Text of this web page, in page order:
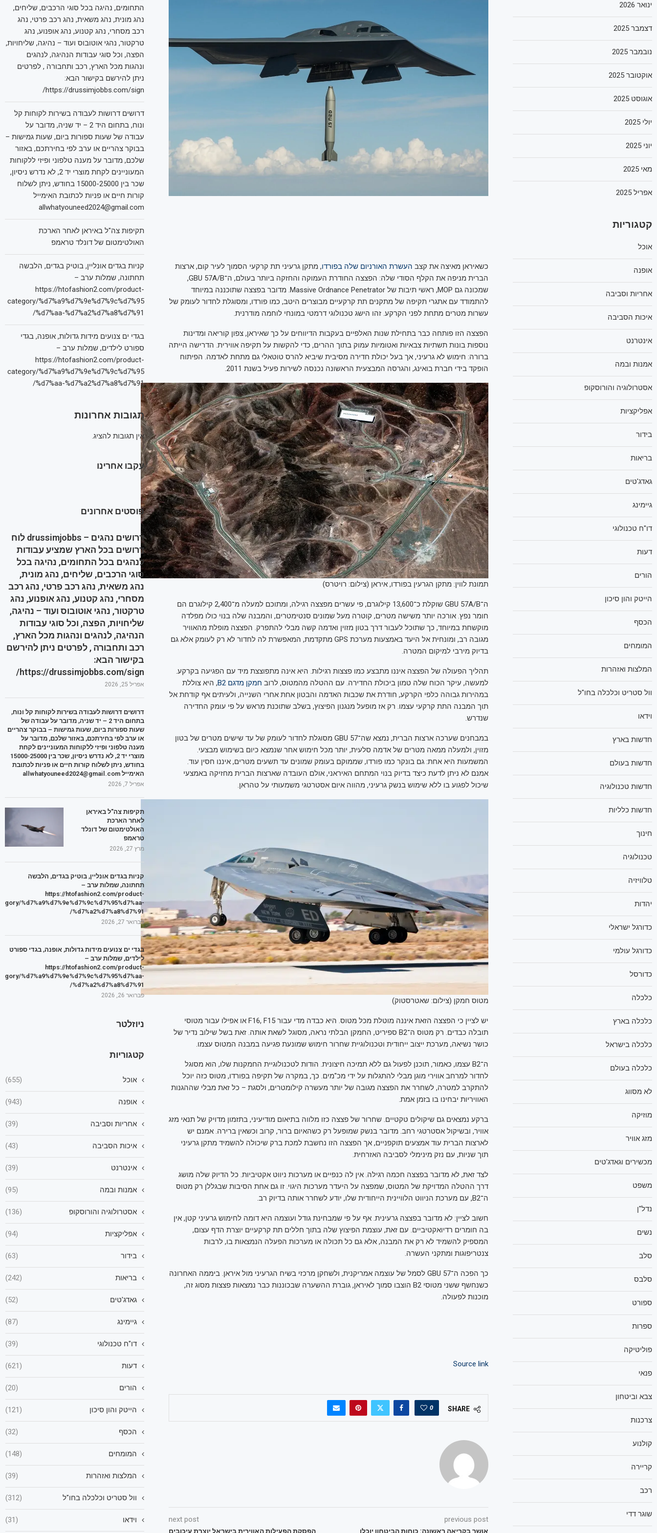
כשאיראן מאיצה את קצב העשרת האורניום שלה בפורדו, מתקן גרעיני תת קרקעי הסמוך לעיר קום, ארצות
הברית מניפה את הקלף הסודי שלה: הפצצה החודרת העמוקה והחזקה ביותר בעולם, ה־GBU 57A/B,
שמכונה גם MOP, ראשי תיבות של Massive Ordnance Penetrator. מדובר בפצצה שתוכננה במיוחד
להתמודד עם אתגרי תקיפה של מתקנים תת קרקעיים מבוצרים היטב, כמו פורדו, ומסוגלת לחדור לעומק של
עשרות מטרים מתחת לפני הקרקע. זהו הישג טכנולוגי דרמטי במונחי לוחמה מודרנית.
הפצצה הזו פותחה כבר בתחילת שנות האלפיים בעקבות הדיווחים על כך שאיראן, צפון קוריאה ומדינות
נוספות בונות תשתיות צבאיות ואטומיות עמוק בתוך ההרים, כדי להקשות על תקיפה אווירית. הדרישה הייתה
ברורה: חימוש לא גרעיני, אך בעל יכולת חדירה מסיבית שיביא להרס טוטאלי גם מתחת לאדמה. הפיתוח
הופקד בידי חברת בואינג, והגרסה המבצעית הראשונה נכנסה לשירות פעיל בשנת 2011.
תמונת לווין: מתקן הגרעין בפורדו, איראן (צילום: רויטרס)
ה־GBU 57A/B שוקלת כ־13,600 קילוגרם, פי עשרים מפצצה רגילה, ומתוכם למעלה מ־2,400 קילוגרם הם
חומר נפץ. אורכה יותר משישה מטרים, קוטרה מעל שמונים סנטימטרים, והמבנה שלה בנוי כולו מפלדה
מוקשחת במיוחד, כך שתוכל לעבור דרך בטון מזוין ואדמה קשה מבלי להתפרק. הפצצה מופלת מהאוויר
מגובה רב, ומונחית אל היעד באמצעות מערכת GPS מתקדמת, המאפשרת לה לחדור לא רק לעומק אלא גם
בדיוק מירבי למיקום המטרה.
תהליך הפעולה של הפצצה איננו מתבצע כמו פצצות רגילות. היא אינה מתפוצצת מיד עם הפגיעה בקרקע.
למעשה, עיקר הכוח שלה טמון ביכולת החדירה. עם ההטלה מהמטוס, לרוב חמקן מדגם B2
, היא צוללת
במהירות גבוהה כלפי הקרקע, חודרת את שכבות האדמה והבטון אחת אחרי השנייה, ולעיתים אף קודחת אל
תוך המבנה התת קרקעי עצמו. רק אז מופעל מנגנון הפיצוץ, בשלב שתוכנת מראש על פי עומק החדירה
שנדרש.
במבחנים שערכה ארצות הברית, נמצא שה־GBU 57 מסוגלת לחדור לעומק של עד שישים מטרים של בטון
מזוין, ולמעלה ממאה מטרים של אדמה סלעית, יותר מכל חימוש אחר שנמצא כיום בשימוש מבצעי.
המשמעות היא אחת: גם בונקר כמו פורדו, שממוקם בעומק שמונים עד תשעים מטרים, איננו חסין עוד.
אמנם לא ניתן לדעת כיצד בדיוק בנוי המתחם האיראני, אולם העובדה שארצות הברית מחזיקה באמצעי
שיכול לפגוע בו ללא שימוש בנשק גרעיני, מהווה איום אסטרטגי משמעותי על טהראן.
מטוס חמקן (צילום: שאטרסטוק)
יש לציין כי הפצצה הזאת איננה מוטלת מכל מטוס. היא כבדה מדי עבור F16, F15 או אפילו עבור מטוסי
תובלה כבדים. רק מטוס ה־B2 ספיריט, החמקן הבלתי נראה, מסוגל לשאת אותה. זאת בשל שילוב נדיר של
כושר נשיאה, מערכת ייצוב ייחודית וטכנולוגיית שחרור חימוש שמונעת פגיעה במבנה המטוס עצמו.
ה־B2 עצמו, כאמור, תוכנן לפעול גם ללא תמיכה חיצונית. הודות לטכנולוגיית החמקנות שלו, הוא מסוגל
לחדור למרחב אווירי מוגן מבלי להתגלות על ידי מכ"מים. כך, במקרה של תקיפה בפורדו, מטוס כזה יוכל
להתקרב למטרה, לשחרר את הפצצה מגובה של יותר מעשרה קילומטרים, ולסגת – כל זאת מבלי שההגנות
האוויריות יבחינו בו בזמן אמת.
ברקע נמצאים גם שיקולים טקטיים. שחרור של פצצה כזו מלווה בתיאום מודיעיני, בתזמון מדויק של תנאי מזג
אוויר, ובשיקול אסטרטגי רחב. מדובר בנשק שמופעל רק כשהאיום ברור, קרוב וכשאין ברירה. אמנם יש
לארצות הברית עוד אמצעים תוקפניים, אך הפצצה הזו נחשבת למכת ברק שיכולה להשמיד מתקן גרעיני
תוך שניות, עם נזק מינימלי לסביבה האזרחית.
לצד זאת, לא מדובר בפצצה חכמה רגילה. אין לה כנפיים או מערכות ניווט אקטיביות. כל הדיוק שלה מושג
דרך ההטלה המדויקת של המטוס, שמפצה על היעדר מערכות היגוי. זו גם אחת הסיבות שבגללן רק מטוס
ה־B2, עם מערכת הניווט הלוויינית הייחודית שלו, יודע לשחרר אותה בדיוק רב.
חשוב לציין: לא מדובר בפצצה גרעינית. אף על פי שמבחינת גודל ועוצמה היא דומה לחימוש גרעיני קטן, אין
בה חומרים רדיואקטיביים. עם זאת, עוצמת הפיצוץ שלה בתוך חללים תת קרקעיים יוצרת הדף עצום,
המספיק להשמיד לא רק את המבנה, אלא גם כל תכולה או מערכות הפעלה הנמצאות בו, לרבות
צנטריפוגות ומתקני העשרה.
כך הפכה ה־GBU 57 לסמל של עוצמה אמריקנית, ולשחקן מרכזי בשיח הגרעיני מול איראן. ביממה האחרונה
כשנחשף ששני מטוסי B2 הוצבו סמוך לאיראן, גוברת ההשערה שבכוננות כבר נמצאות פצצות מסוג זה,
מוכנות לפעולה.
Source link
SHARE
0
previous post
אושר בקריאה ראשונה: כוחות הביטחון יוכלו
next post
הפסקת הפעילות האווירית בישראל יוצרת עיכובים
התחומים, נהיגה בכל סוגי הרכבים, שליחים,
נהג מונית, נהג משאית, נהג רכב פרטי, נהג
רכב מסחרי, נהג קטנוע, נהג אופנוע, נהג
טרקטור, נהגי אוטובוס ועוד – נהיגה, שליחויות,
הפצה, וכל סוגי עבודות הנהיגה, לנהגים
ונהגות מכל הארץ, רכב ותחבורה , לפרטים
ניתן להירשם בקישור הבא:
https://drussimjobbs.com/sign/
דרושים דרושות לעבודה בשירות לקוחות קל
ונוח, בתחום היד 2 – יד שניה, מדובר על
עבודה של שעות ספורות ביום, שעות גמישות –
בבוקר צהריים או ערב לפי בחירתכם, באזור
שלכם, מדובר על מענה טלפוני ופיזי ללקוחות
המעוניינים לקחת מוצרי יד 2, לא נדרש ניסיון,
שכר בין 15000-25000 בחודש, ניתן לשלוח
קורות חיים או פניות לכתובת האימייל
allwhatyouneed2024@gmail.com
תקיפות צה"ל באיראן לאחר הארכת
האולטימטום של דונלד טראמפ
קניות בגדים אונליין, בוטיק בגדים, הלבשה
תחתונה, שמלות ערב –
https://htofashion2.com/product-
category/%d7%a9%d7%9e%d7%9c%d7%95
%d7%aa-%d7%a2%d7%a8%d7%91/
בגדי ים צנועים מידות גדולות, אופנה, בגדי
ספורט לילדים, שמלות ערב –
https://htofashion2.com/product-
category/%d7%a9%d7%9e%d7%9c%d7%95
%d7%aa-%d7%a2%d7%a8%d7%91/
תגובות אחרונות
אין תגובות להציג.
עקבו אחרינו
פוסטים אחרונים
דרושים נהגים – drussimjobbs לוח
דרושים בכל הארץ שמציע עבודות
לנהגים בכל התחומים, נהיגה בכל
סוגי הרכבים, שליחים, נהג מונית,
נהג משאית, נהג רכב פרטי, נהג רכב
מסחרי, נהג קטנוע, נהג אופנוע, נהג
טרקטור, נהגי אוטובוס ועוד – נהיגה,
שליחויות, הפצה, וכל סוגי עבודות
הנהיגה, לנהגים ונהגות מכל הארץ,
רכב ותחבורה , לפרטים ניתן להירשם
בקישור הבא:
https://drussimjobbs.com/sign/
אפריל 25, 2026
דרושים דרושות לעבודה בשירות לקוחות קל ונוח,
בתחום היד 2 – יד שניה, מדובר על עבודה של
שעות ספורות ביום, שעות גמישות – בבוקר צהריים
או ערב לפי בחירתכם, באזור שלכם, מדובר על
מענה טלפוני ופיזי ללקוחות המעוניינים לקחת
מוצרי יד 2, לא נדרש ניסיון, שכר בין 15000-25000
בחודש, ניתן לשלוח קורות חיים או פניות לכתובת
האימייל allwhatyouneed2024@gmail.com
אפריל 7, 2026
תקיפות צה"ל באיראן
לאחר הארכת
האולטימטום של דונלד
טראמפ
מרץ 27, 2026
קניות בגדים אונליין, בוטיק בגדים, הלבשה
תחתונה, שמלות ערב –
https://htofashion2.com/product-
%d7%a9%d7%9e%d7%9c%d7%95%d7%aa-
%d7%a2%d7%a8%d7%91/
פברואר 27, 2026
בגדי ים צנועים מידות גדולות, אופנה, בגדי ספורט
לילדים, שמלות ערב –
https://htofashion2.com/product-
%d7%a9%d7%9e%d7%9c%d7%95%d7%aa-
%d7%a2%d7%a8%d7%91/
פברואר 26, 2026
ניוזלטר
קטגוריות
אוכל (655)
אופנה (943)
אחריות וסביבה (39)
איכות הסביבה (43)
אינטרנט (39)
אמנות ובמה (95)
אסטרולוגיה והורוסקופ (136)
אפליקציות (94)
בידור (63)
בריאות (242)
גאדג'טים (52)
גיימינג (87)
דו"ח טכנולוגי (39)
דעות (621)
הורים (20)
הייטק והון סיכון (121)
הכסף (32)
המומחים (148)
המלצות ואזהרות (39)
וול סטריט וכלכלה בחו"ל (312)
וידאו (31)
ינואר 2026
דצמבר 2025
נובמבר 2025
אוקטובר 2025
אוגוסט 2025
יולי 2025
יוני 2025
מאי 2025
אפריל 2025
קטגוריות
אוכל
אופנה
אחריות וסביבה
איכות הסביבה
אינטרנט
אמנות ובמה
אסטרולוגיה והורוסקופ
אפליקציות
בידור
בריאות
גאדג'טים
גיימינג
דו"ח טכנולוגי
דעות
הורים
הייטק והון סיכון
הכסף
המומחים
המלצות ואזהרות
וול סטריט וכלכלה בחו"ל
וידאו
חדשות בארץ
חדשות בעולם
חדשות טכנולוגיה
חדשות כלליות
חינוך
טכנולוגיה
טלוויזיה
יהדות
כדורגל ישראלי
כדורגל עולמי
כדורסל
כלכלה
כלכלה בארץ
כלכלה בישראל
כלכלה בעולם
לא מסווג
מוזיקה
מזג אוויר
מכשירים וגאדג'טים
משפט
נדל"ן
נשים
סלב
סלבס
ספורט
ספרות
פוליטיקה
פנאי
צבא וביטחון
צרכנות
קולנוע
קריירה
רכב
שוגר דדי